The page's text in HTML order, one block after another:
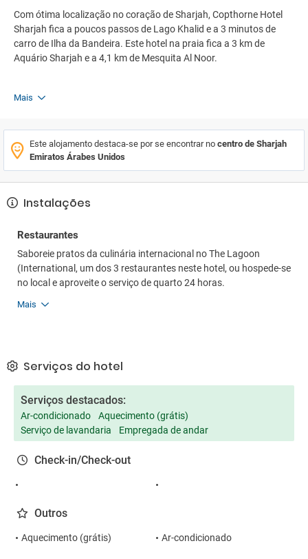
Com ótima localização no coração de Sharjah, Copthorne Hotel
Sharjah fica a poucos passos de Lago Khalid e a 3 minutos de
carro de Ilha da Bandeira. Este hotel na praia fica a 3 km de
Aquário Sharjah e a 4,1 km de Mesquita Al Noor.
Mais
Este alojamento destaca-se por se encontrar no centro de Sharjah
Emiratos Árabes Unidos
Instalações
Restaurantes
Saboreie pratos da culinária internacional no The Lagoon
(International, um dos 3 restaurantes neste hotel, ou hospede-se
no local e aproveite o serviço de quarto 24 horas.
Mais
Serviços do hotel
Serviços destacados:
Ar-condicionado
Aquecimento (grátis)
Serviço de lavandaria
Empregada de andar
Check-in/Check-out
Outros
Aquecimento (grátis) Ar-condicionado